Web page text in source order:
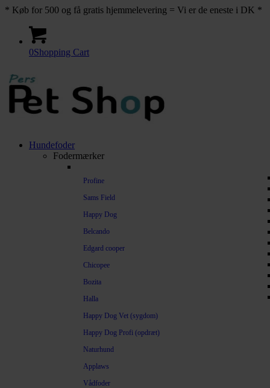
* Køb for 500 og få gratis hjemmelevering = Vi er de eneste i DK *
0Shopping Cart
Hundefoder
Fodermærker
Profine
Sams Field
Happy Dog
Belcando
Edgard cooper
Chicopee
Bozita
Halla
Happy Dog Vet (sygdom)
Happy Dog Profi (opdræt)
Naturhund
Applaws
Vådfoder